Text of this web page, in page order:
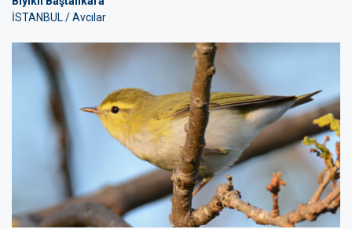
İSTANBUL / Avcılar